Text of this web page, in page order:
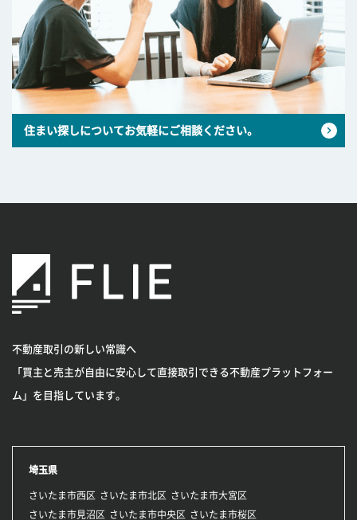
住まい探しについてお気軽にご相談ください。
不動産取引の新しい常識へ
「買主と売主が自由に安心して直接取引できる不動産プラットフォー
ム」を目指しています。
埼玉県
さいたま市西区 さいたま市北区
さいたま市大宮区
さいたま市見沼区
さいたま市中央区
さいたま市桜区